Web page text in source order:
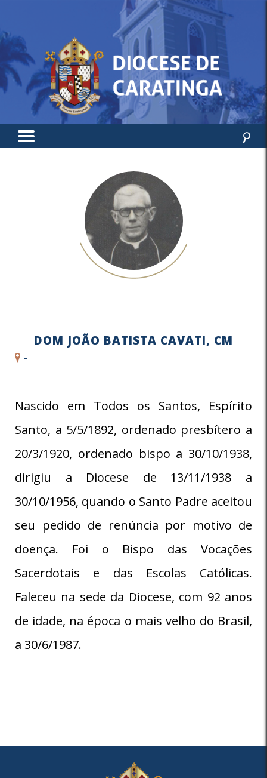
DOM JOÃO BATISTA CAVATI, CM
-
Nascido em Todos os Santos, Espírito
Santo, a 5/5/1892, ordenado presbítero a
20/3/1920, ordenado bispo a 30/10/1938,
dirigiu a Diocese de 13/11/1938 a
30/10/1956, quando o Santo Padre aceitou
seu pedido de renúncia por motivo de
doença. Foi o Bispo das Vocações
Sacerdotais e das Escolas Católicas.
Faleceu na sede da Diocese, com 92 anos
de idade, na época o mais velho do Brasil,
a 30/6/1987.